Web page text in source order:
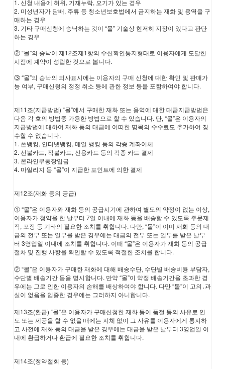
1. 신청 내용에 허위, 기재누락, 오기가 있는 경우
2. 미성년자가 담배, 주류 등 청소년보호법에서 금지하는 재화 및 용역을 구
매하는 경우
3. 기타 구매신청에 승낙하는 것이 “몰” 기술상 현저히 지장이 있다고 판단
하는 경우
② “몰”의 승낙이 제12조제1항의 수신확인통지형태로 이용자에게 도달한
시점에 계약이 성립한 것으로 봅니다.
③ “몰”의 승낙의 의사표시에는 이용자의 구매 신청에 대한 확인 및 판매가
능 여부, 구매신청의 정정 취소 등에 관한 정보 등을 포함하여야 합니다.
제11조(지급방법) “몰”에서 구매한 재화 또는 용역에 대한 대금지급방법은
다음 각 호의 방법중 가용한 방법으로 할 수 있습니다. 단, “몰”은 이용자의
지급방법에 대하여 재화 등의 대금에 어떠한 명목의 수수료도 추가하여 징
수할 수 없습니다.
1. 폰뱅킹, 인터넷뱅킹, 메일 뱅킹 등의 각종 계좌이체
2. 선불카드, 직불카드, 신용카드 등의 각종 카드 결제
3. 온라인무통장입금
4. 마일리지 등 “몰”이 지급한 포인트에 의한 결제
제12조(재화 등의 공급)
① “몰”은 이용자와 재화 등의 공급시기에 관하여 별도의 약정이 없는 이상,
이용자가 청약을 한 날부터 7일 이내에 재화 등을 배송할 수 있도록 주문제
작, 포장 등 기타의 필요한 조치를 취합니다. 다만, “몰”이 이미 재화 등의 대
금의 전부 또는 일부를 받은 경우에는 대금의 전부 또는 일부를 받은 날부
터 3영업일 이내에 조치를 취합니다. 이때 “몰”은 이용자가 재화 등의 공급
절차 및 진행 사항을 확인할 수 있도록 적절한 조치를 합니다.
② “몰”은 이용자가 구매한 재화에 대해 배송수단, 수단별 배송비용 부담자,
수단별 배송기간 등을 명시합니다. 만약 “몰”이 약정 배송기간을 초과한 경
우에는 그로 인한 이용자의 손해를 배상하여야 합니다. 다만 “몰”이 고의․과
실이 없음을 입증한 경우에는 그러하지 아니합니다.
제13조(환급) “몰”은 이용자가 구매신청한 재화 등이 품절 등의 사유로 인
도 또는 제공을 할 수 없을 때에는 지체 없이 그 사유를 이용자에게 통지하
고 사전에 재화 등의 대금을 받은 경우에는 대금을 받은 날부터 3영업일 이
내에 환급하거나 환급에 필요한 조치를 취합니다.
제14조(청약철회 등)